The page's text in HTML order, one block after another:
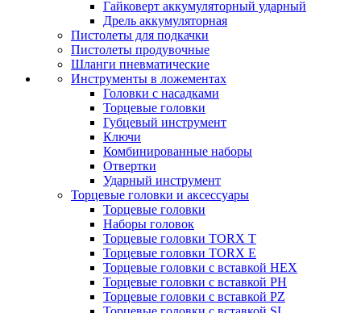
Гайковерт аккумуляторный ударный
Дрель аккумуляторная
Пистолеты для подкачки
Пистолеты продувочные
Шланги пневматические
Инструменты в ложементах
Головки с насадками
Торцевые головки
Губцевый инструмент
Ключи
Комбинированные наборы
Отвертки
Ударный инструмент
Торцевые головки и аксессуары
Торцевые головки
Наборы головок
Торцевые головки TORX T
Торцевые головки TORX Е
Торцевые головки с вставкой HEX
Торцевые головки с вставкой PH
Торцевые головки с вставкой PZ